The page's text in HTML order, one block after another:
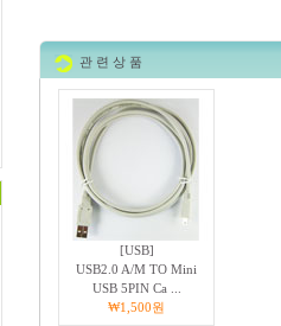
관 련 상 품
[USB]
USB2.0 A/M TO Mini
USB 5PIN Ca ...
₩1,500원